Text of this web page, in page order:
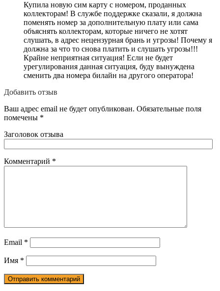
Купила новую сим карту с номером, проданных
коллекторам! В службе поддержке сказали, я должна
поменять номер за дополнительную плату или сама
объяснять коллекторам, которые ничего не хотят
слушать, в адрес нецензурная брань и угрозы! Почему я
должна за что то снова платить и слушать угрозы!!!
Крайне неприятная ситуация! Если не будет
урегулирования данная ситуация, буду вынуждена
сменить два номера билайн на другого оператора!
Добавить отзыв
Ваш адрес email не будет опубликован. Обязательные поля
помечены *
Заголовок отзыва
Комментарий *
Email *
Имя *